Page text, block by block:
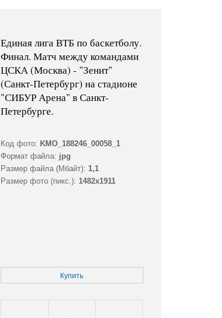
Единая лига ВТБ по баскетболу.
Финал. Матч между командами
ЦСКА (Москва) - "Зенит"
(Санкт-Петербург) на стадионе
"СИБУР Арена" в Санкт-
Петербурге.
Код фото: KMO_188246_00058_1
Формат файла: jpg
Размер файла (Мбайт): 1,1
Размер фото (пикс.): 1482x1911
Купить